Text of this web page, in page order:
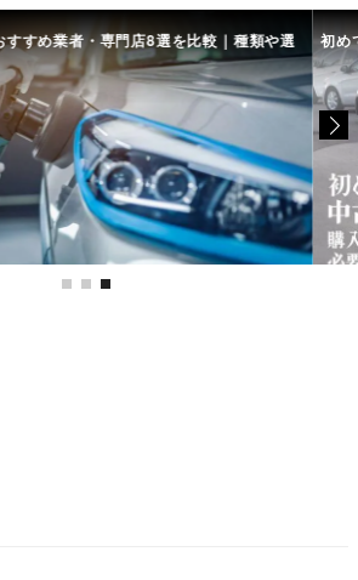
すすめ業者・専門店8選を比較｜種類や選 初め